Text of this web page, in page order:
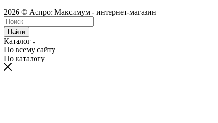
2026 © Аспро: Максимум - интернет-магазин
Найти
Каталог
По всему сайту
По каталогу